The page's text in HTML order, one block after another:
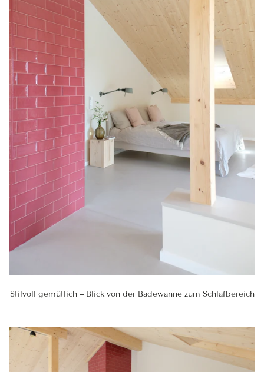
Stilvoll gemütlich – Blick von der Badewanne zum Schlafbereich